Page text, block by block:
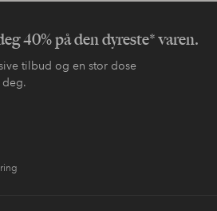
40% på den dyreste* varen.
tilbud og en stor dose
deg.